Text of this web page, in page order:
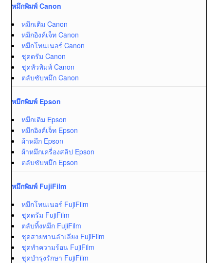
หมึกพิมพ์ Canon
หมึกเติม Canon
หมึกอิงค์เจ็ท Canon
หมึกโทนเนอร์ Canon
ชุดดรัม Canon
ชุดหัวพิมพ์ Canon
ตลับซับหมึก Canon
หมึกพิมพ์ Epson
หมึกเติม Epson
หมึกอิงค์เจ็ท Epson
ผ้าหมึก Epson
ผ้าหมึกเครื่องสลิป Epson
ตลับซับหมึก Epson
หมึกพิมพ์ FujiFilm
หมึกโทนเนอร์ FujiFilm
ชุดดรัม FujiFilm
ตลับทิ้งหมึก FujiFilm
ชุดสายพานลำเลียง FujiFilm
ชุดทำความร้อน FujiFilm
ชุดบำรุงรักษา FujiFilm